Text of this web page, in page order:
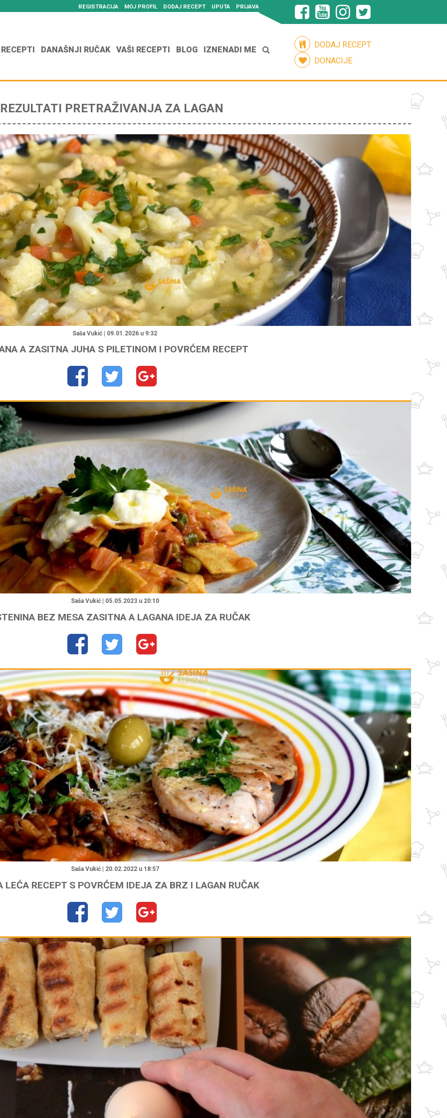
REGISTRACIJA MOJ PROFIL DODAJ RECEPT UPUTA PRIJAVA
DANAŠNJI RUČAK VAŠI RECEPTI BLOG IZNENADI ME
DODAJ RECEPT
DONACIJE
REZULTATI PRETRAŽIVANJA ZA LAGAN
"
Saša Vukić | 09.01.2026 u 9:32
A ZASITNA JUHA S PILETINOM I POVRĆEM RECEPT
"
Saša Vukić | 05.05.2023 u 20:10
BEZ MESA ZASITNA A LAGANA IDEJA ZA RUČAK
"
Saša Vukić | 20.02.2022 u 18:57
LEĆA RECEPT S POVRĆEM IDEJA ZA BRZ I LAGAN RUČAK